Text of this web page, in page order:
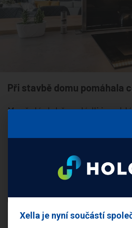
Při stavbě domu pomáhala
Manželé dobře zvládli i
technologii základové
pěnového skla jim odmítla
stavebních firem. Naštěstí
(třeba originální kreativní
postavit svépomocí. Navíc
Xella je nyní součástí